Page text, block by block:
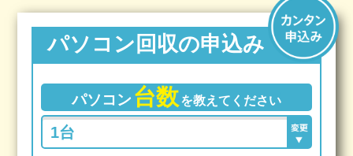
パソコン回収の申込み
パソコン 台数を教えてください